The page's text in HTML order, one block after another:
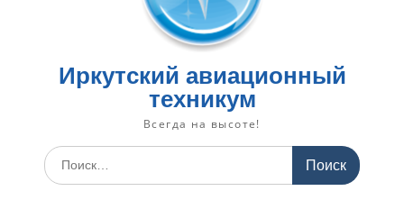
Иркутский авиационный
техникум
Всегда на высоте!
Искать: